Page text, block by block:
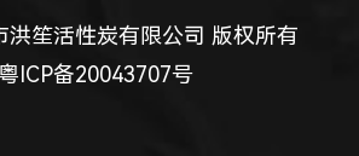
笙活性炭有限公司 版权所有
粤ICP备20043707号